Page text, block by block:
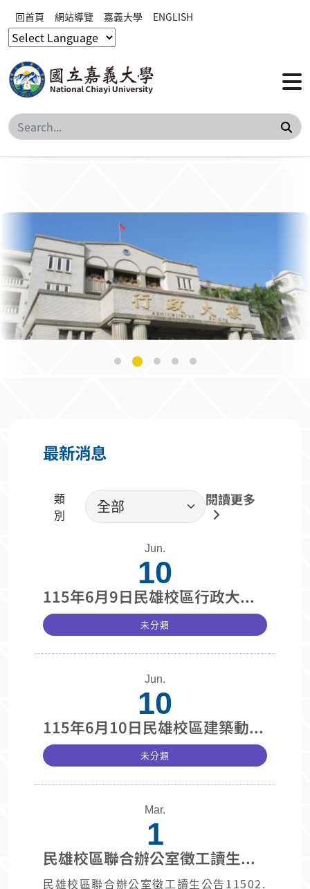
回首頁 網站導覽 嘉義大學 ENGLISH
搜
最新消息
類
別
閱讀更多
Jun.
10
115年6月9日民雄校區行政大樓一樓穿堂公佈欄改善完成
未分類
Jun.
10
115年6月10日民雄校區建築動線標示更新路牌完成
未分類
Mar.
1
民雄校區聯合辦公室徵工讀生公告11502
民雄校區聯合辦公室徵工讀生公告11502.doc